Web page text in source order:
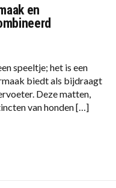
en
speeltje; het is een
biedt als bijdraagt
Deze matten,
van honden […]